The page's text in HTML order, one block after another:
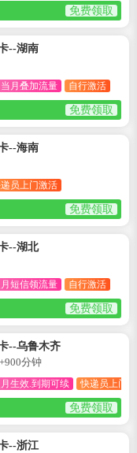
免费领取
--湖南
当月叠加流量 自行激活
免费领取
--海南
员上门激活
免费领取
--湖北
短信领流量 自行激活
免费领取
--乌鲁木齐
分钟
生效.到期可续 快递员上门
免费领取
--浙江